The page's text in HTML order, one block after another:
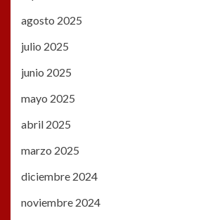
agosto 2025
julio 2025
junio 2025
mayo 2025
abril 2025
marzo 2025
diciembre 2024
noviembre 2024